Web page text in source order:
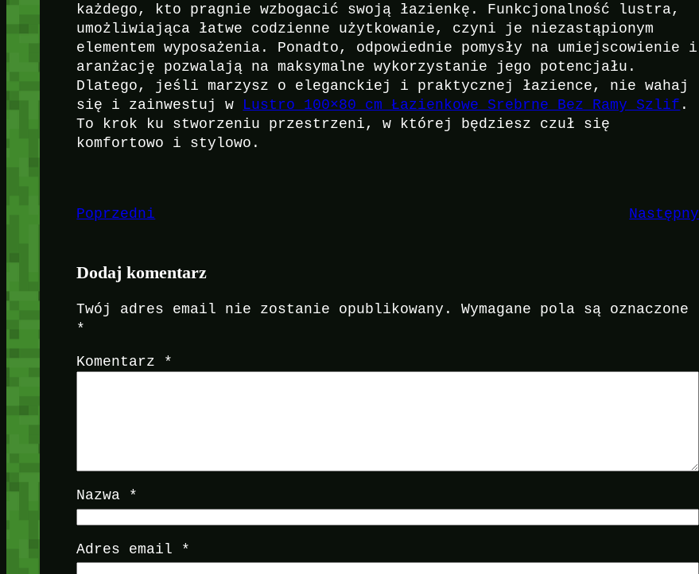
każdego, kto pragnie wzbogacić swoją łazienkę. Funkcjonalność lustra,
umożliwiająca łatwe codzienne użytkowanie, czyni je niezastąpionym
elementem wyposażenia. Ponadto, odpowiednie pomysły na umiejscowienie i
aranżację pozwalają na maksymalne wykorzystanie jego potencjału.
Dlatego, jeśli marzysz o eleganckiej i praktycznej łazience, nie wahaj
się i zainwestuj w Lustro 100×80 cm Łazienkowe Srebrne Bez Ramy Szlif .
To krok ku stworzeniu przestrzeni, w której będziesz czuł się
komfortowo i stylowo.
Poprzedni Następny
Dodaj komentarz
Twój adres email nie zostanie opublikowany.
Wymagane pola są oznaczone
*
Komentarz *
Nazwa *
Adres email *